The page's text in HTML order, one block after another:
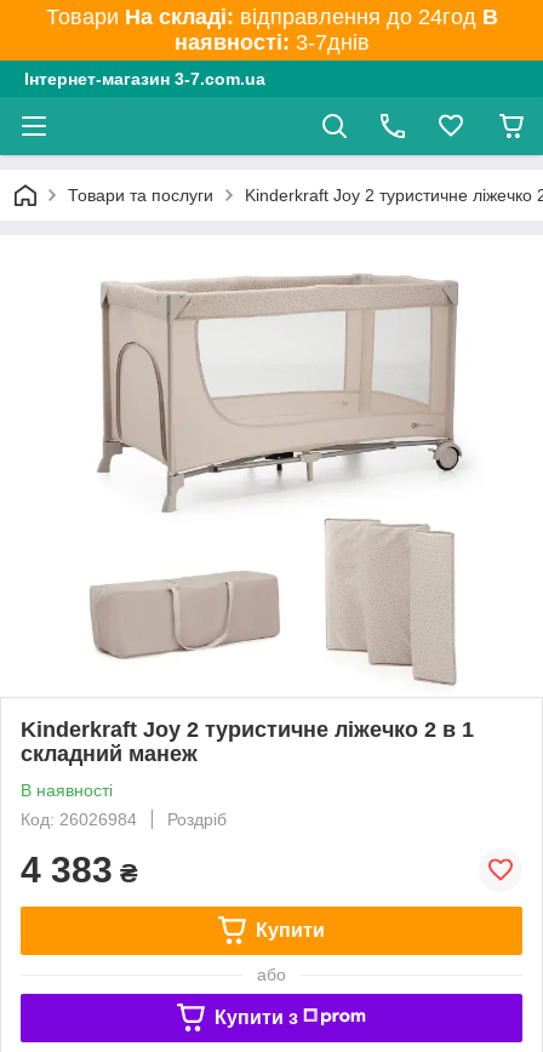
Товари На складі: відправлення до 24год В
наявності: 3-7днів
Інтернет-магазин 3-7.com.ua
Товари та послуги Kinderkraft Joy 2 туристичне
Kinderkraft Joy 2 туристичне ліжечко 2 в 1
складний манеж
В наявності
Код: 26026984
Роздріб
4 383 ₴
Купити
або
Купити з